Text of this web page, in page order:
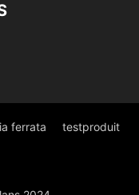
ferrata testproduit